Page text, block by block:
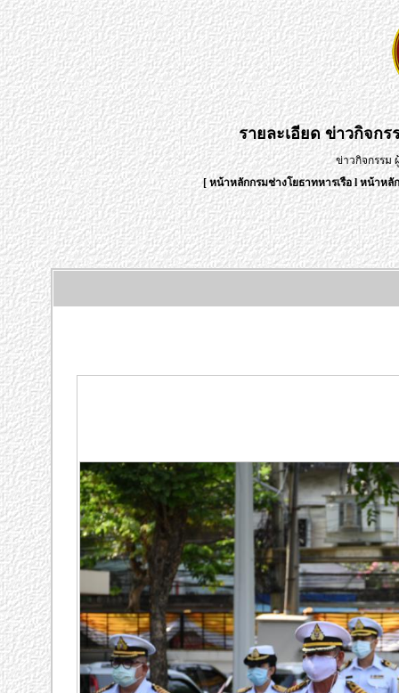
รายละเอียดข่าวกิจกร
ข่าวกิจกรรม
[หน้าหลักกรมช่างโยธาทหารเรือlหน้าหลั